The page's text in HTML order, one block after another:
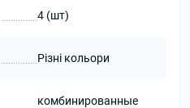
4 (шт)
Різні кольори
комбинированные